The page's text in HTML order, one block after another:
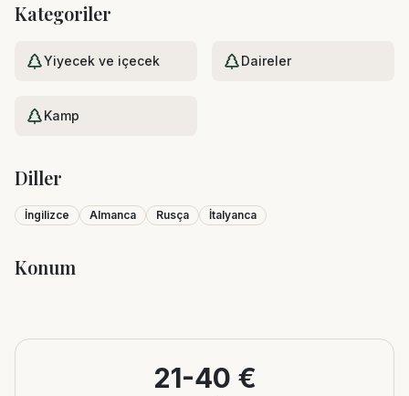
Kategoriler
Yiyecek ve içecek Daireler
Kamp
Diller
İngilizce Almanca Rusça İtalyanca
Konum
−
21-40 €